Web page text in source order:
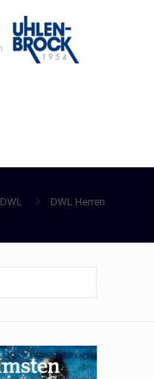
DWL DWL Herren